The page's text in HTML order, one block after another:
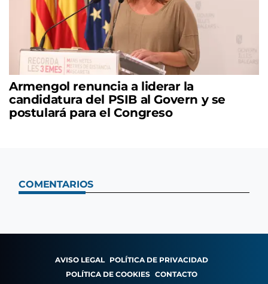
Armengol renuncia a liderar la
candidatura del PSIB al Govern y se
postulará para el Congreso
COMENTARIOS
AVISO LEGAL POLÍTICA DE PRIVACIDAD
POLÍTICA DE COOKIES CONTACTO